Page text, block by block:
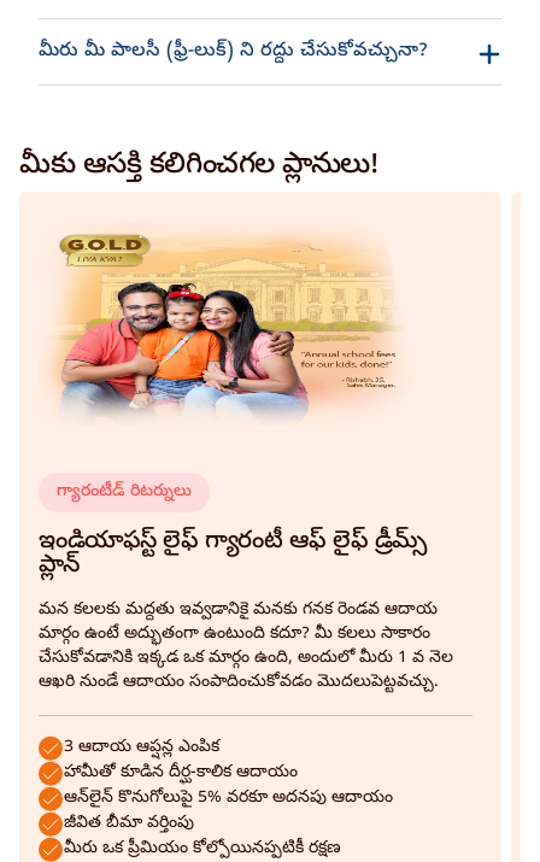
ఎటువంటి వడ్డీ లేదా రుసుము లేకుండా అన్ని బకాయిలు
మరియు చెల్లించని ప్రీమియములు వసూలు
చేసుకోబడతాయి.
నిలిపివేయబడిన కాలానికి వర్తించే విధంగా ప్రీమియం
కేటాయింపు ఛార్జీ విధించబడుతుంది. ఇతర ఛార్జీలు ఏవీ
విధించబడవు.
నిలిపివేత ఛార్జీలు తిరిగి ఫండ్‌కు జోడించబడతాయి.
లాక్-ఇన్ కాలవ్యవధి తర్వాత నిలిపి వేయబడిన పాలసీ
యొక్క పునరుద్ధరణ
పాలసీ క్రింద అన్ని బకాయిలు మరియు చెల్లించని
ప్రీమియములు వసూలు చేసుకోబడతాయి.
వర్తించే విధంగా ప్రీమియం కేటాయింపు ఛార్జీ
విధించబడుతుంది.
మీరు మీ పాలసీ (ఫ్రీ-లుక్) ని రద్దు చేసుకోవచ్చునా?
ప్రో-రేటా మోర్టాలిటీ రుసుము
చెల్లించబడిన ఏదేని స్టాంప్ డ్యూటీ
మీకు ఆసక్తి కలిగించగల ప్లానులు!
ఇండియాఫస్ట్ లైఫ్ గ్యారంటీ ఆఫ్ లైఫ్ డ్రీమ్స్
ప్లాన్
గ్యారంటీడ్ రిటర్నులు
మన కలలకు మద్దతు ఇవ్వడానికై మనకు గనక రెండవ ఆదాయ
మార్గం ఉంటే అద్భుతంగా ఉంటుంది కదూ? మీ కలలు సాకారం
చేసుకోవడానికి ఇక్కడ ఒక మార్గం ఉంది, అందులో మీరు 1 వ నెల
ఆఖరి నుండే ఆదాయం సంపాదించుకోవడం మొదలుపెట్టవచ్చు.
3 ఆదాయ ఆప్షన్ల ఎంపిక
హామీతో కూడిన దీర్ఘ-కాలిక ఆదాయం
ఆన్‌లైన్ కొనుగోలుపై 5% వరకూ అదనపు ఆదాయం
జీవిత బీమా వర్తింపు
మీరు ఒక ప్రీమియం కోల్పోయినప్పటికీ రక్షణ